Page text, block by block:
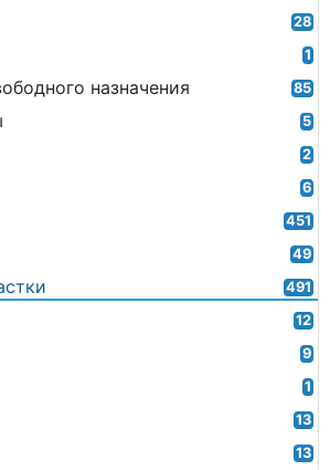
28
1
назначения 85
5
2
6
451
49
491
12
9
1
13
13